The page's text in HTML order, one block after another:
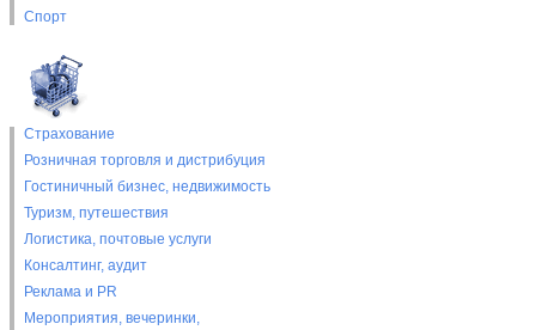
Спорт
Страхование
Розничная торговля и дистрибуция
Гостиничный бизнес, недвижимость
Туризм, путешествия
Логистика, почтовые услуги
Консалтинг, аудит
Реклама и PR
Мероприятия, вечеринки,